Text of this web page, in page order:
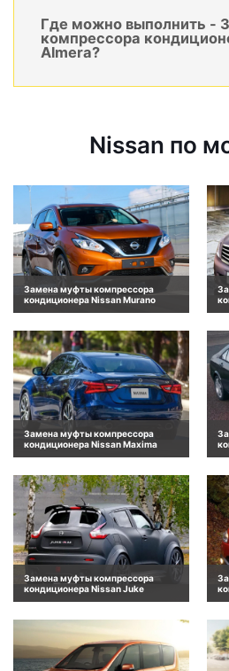
Где можно выполнить -
компрессора
Almera?
Nissan по
Замена муфты компрессора
кондиционера Nissan Murano
Замена муфты компрессора
кондиционера Nissan Maxima
Замена муфты компрессора
кондиционера Nissan Juke